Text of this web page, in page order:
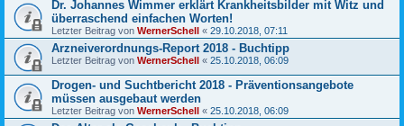
Dr. Johannes Wimmer erklärt Krankheitsbilder mit Witz und
überraschend einfachen Worten!
Letzter Beitrag von WernerSchell « 29.10.2018, 07:11
Arzneiverordnungs-Report 2018 - Buchtipp
Letzter Beitrag von WernerSchell « 25.10.2018, 06:09
Drogen- und Suchtbericht 2018 - Präventionsangebote
müssen ausgebaut werden
Letzter Beitrag von WernerSchell « 25.10.2018, 06:09